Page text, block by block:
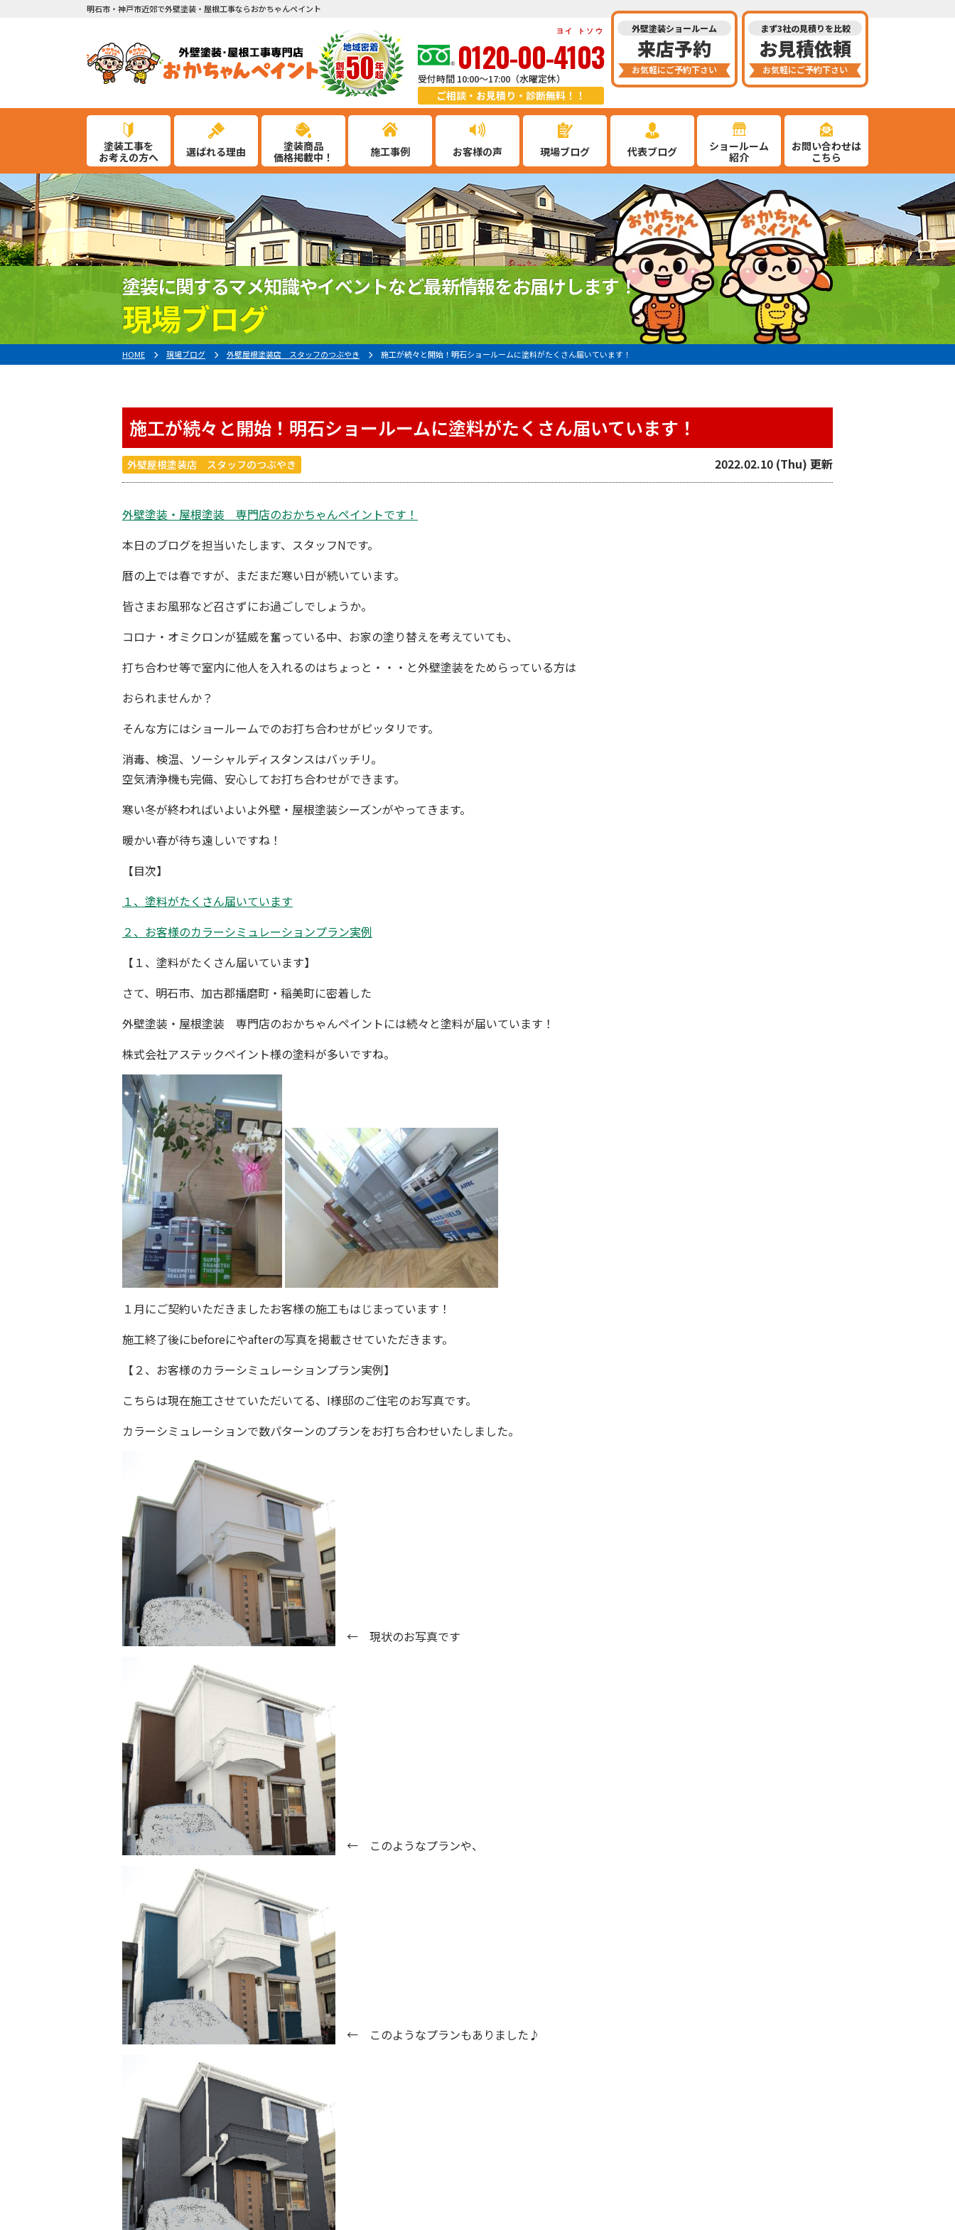
明石市・神戸市近郊で外壁塗装・屋根工事ならおかちゃんペイント
0120-00-4103
ヨイ トソウ
受付時間 10:00～17:00（水曜定休）
ご相談・お見積り・診断無料！！
外壁塗装ショールーム
来店予約
お気軽にご予約下さい
まず3社の見積りを比較
お見積依頼
お気軽にご予約下さい
塗装工事を
お考えの方へ
選ばれる理由
塗装商品
価格掲載中！
施工事例 お客様の声 現場ブログ 代表ブログ
ショールーム
紹介
お問い合わせは
こちら
塗装に関するマメ知識やイベントなど最新情報をお届けします！
現場ブログ
HOME 現場ブログ 外壁屋根塗装店 スタッフのつぶやき 施工が続々と開始！明石ショールームに塗料がたくさん届いています！
施工が続々と開始！明石ショールームに塗料がたくさん届いています！
外壁屋根塗装店 スタッフのつぶやき 2022.02.10 (Thu) 更新
外壁塗装・屋根塗装 専門店のおかちゃんペイントです！
本日のブログを担当いたします、スタッフNです。
暦の上では春ですが、まだまだ寒い日が続いています。
皆さまお風邪など召さずにお過ごしでしょうか。
コロナ・オミクロンが猛威を奮っている中、お家の塗り替えを考えていても、
打ち合わせ等で室内に他人を入れるのはちょっと・・・と外壁塗装をためらっている方は
おられませんか？
そんな方にはショールームでのお打ち合わせがピッタリです。
消毒、検温、ソーシャルディスタンスはバッチリ。
空気清浄機も完備、安心してお打ち合わせができます。
寒い冬が終わればいよいよ外壁・屋根塗装シーズンがやってきます。
暖かい春が待ち遠しいですね！
【目次】
１、塗料がたくさん届いています
２、お客様のカラーシミュレーションプラン実例
【１、塗料がたくさん届いています】
さて、 明石市、加古郡播磨町・稲美町に密着した
外壁塗装・屋根塗装 専門店のおかちゃんペイントには続々と塗料が届いています！
株式会社アステックペイント様の塗料が多いですね。
１月にご契約いただきましたお客様の施工もはじまっています！
施工終了後にbeforeにやafterの写真を掲載させていただきます。
【２、お客様のカラーシミュレーションプラン実例】
こちらは現在施工させていただいてる、 I様邸のご住宅のお写真です。
カラーシミュレーションで数パターンのプランをお打ち合わせいたしました。
← 現状のお写真です
← このようなプランや、
← このようなプランもありました♪